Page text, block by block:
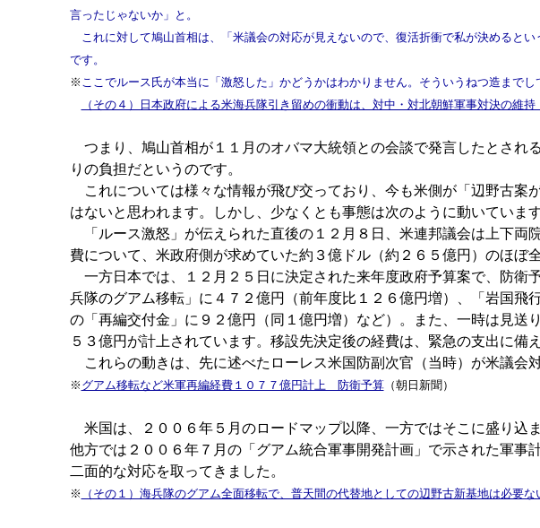
言ったじゃないか」と。
これに対して鳩山首相は、「米議会の対応が見えないので、復活折衝で私が決めると
です。
※ ここでルース氏が本当に「激怒した」かどうかはわかりません。そういうねつ造まで
（その４）日本政府による米海兵隊引き留めの衝動は、対中・対北朝鮮軍事対決の維持
つまり、鳩山首相が１１月のオバマ大統領との会談で発言したとされ
りの負担だというのです。
これについては様々な情報が飛び交っており、今も米側が「辺野古案
はないと思われます。しかし、少なくとも事態は次のように動いています
「ルース激怒」が伝えられた直後の１２月８日、米連邦議会は上下両
費について、米政府側が求めていた約３億ドル（約２６５億円）のほぼ
一方日本では、１２月２５日に決定された来年度政府予算案で、防衛
兵隊のグアム移転」に４７２億円（前年度比１２６億円増）、「岩国
の「再編交付金」に９２億円（同１億円増）など）。また、一時は見送
５３億円が計上されています。移設先決定後の経費は、緊急の支出に備
これらの動きは、先に述べたローレス米国防副次官（当時）が米議会
※ グアム移転など米軍再編経費１０７７億円計上 防衛予算（朝日新聞）
米国は、２００６年５月のロードマップ以降、一方ではそこに盛り込
他方では２００６年７月の「グアム統合軍事開発計画」で示された軍
二面的な対応を取ってきました。
※ （その１）海兵隊のグアム全面移転で、普天間の代替地としての辺野古新基地は必要な